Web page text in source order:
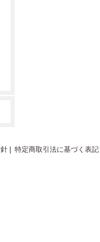
特定商取引法に基づく表記